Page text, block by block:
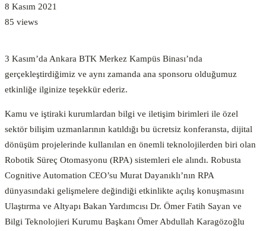
8 Kasım 2021
85 views
3 Kasım’da Ankara BTK Merkez Kampüs Binası’nda
gerçekleştirdiğimiz ve aynı zamanda ana sponsoru olduğumuz
etkinliğe ilginize teşekkür ederiz.
Kamu ve iştiraki kurumlardan bilgi ve iletişim birimleri ile özel
sektör bilişim uzmanlarının katıldığı bu ücretsiz konferansta, dijital
dönüşüm projelerinde kullanılan en önemli teknolojilerden biri olan
Robotik Süreç Otomasyonu (RPA) sistemleri ele alındı. Robusta
Cognitive Automation CEO’su Murat Dayanıklı’nın RPA
dünyasındaki gelişmelere değindiği etkinlikte açılış konuşmasını
Ulaştırma ve Altyapı Bakan Yardımcısı Dr. Ömer Fatih Sayan ve
Bilgi Teknolojieri Kurumu Başkanı Ömer Abdullah Karagözoğlu